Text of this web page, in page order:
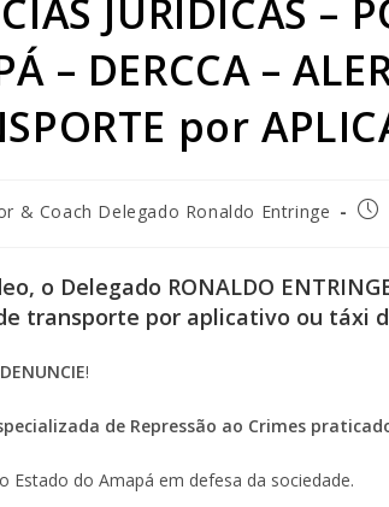
JURÍDICAS –
– DERCCA –
por
& Coach Delegado Ronaldo Entringe
o Delegado RONALDO
transporte por aplicativo ou táxi
DENUNCIE!
de Repressão ao Crimes
Estado do Amapá em defesa da sociedade.